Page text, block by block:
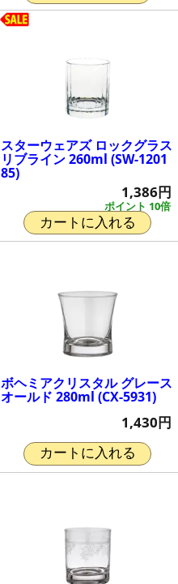
スターウェアズ ロックグラス
リブライン 260ml (SW-1201
85)
ポイント 10倍
1,386円
カートに入れる
ボヘミアクリスタル グレース
オールド 280ml (CX-5931)
1,430円
カートに入れる